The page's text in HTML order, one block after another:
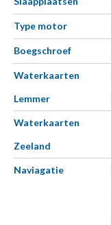
Type motor
Boegschroef
Waterkaarten
Lemmer
Waterkaarten
Zeeland
Naviagatie